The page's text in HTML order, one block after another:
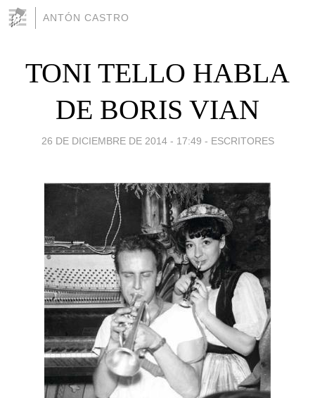
ANTÓN CASTRO
TONI TELLO HABLA
DE BORIS VIAN
26 DE DICIEMBRE DE 2014 - 17:49 - ESCRITORES